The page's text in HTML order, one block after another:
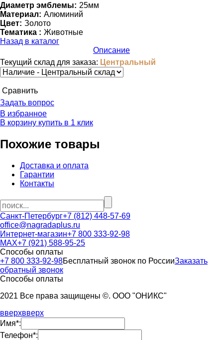
Диаметр эмблемы: 25мм
Материал: Алюминий
Цвет: Золото
Тематика : Животные
Назад в каталог
Описание
Текущий склад для заказа: Центральный
Cравнить
Задать вопрос
В избранное
В корзину купить в 1 клик
Похожие товары
Доставка и оплата
Гарантии
Контакты
Санкт-Петербург+7 (812) 448-57-69
office@nagradaplus.ru
Интернет-магазин+7 800 333-92-98
MAX+7 (921) 588-95-25
Способы оплаты
+7 800 333-92-98Бесплатный звонок по РоссииЗаказать
обратный звонок
Способы оплаты
2021 Все права защищены ©. ООО "ОНИКС"
вверхвверх
Имя*:
Телефон*: